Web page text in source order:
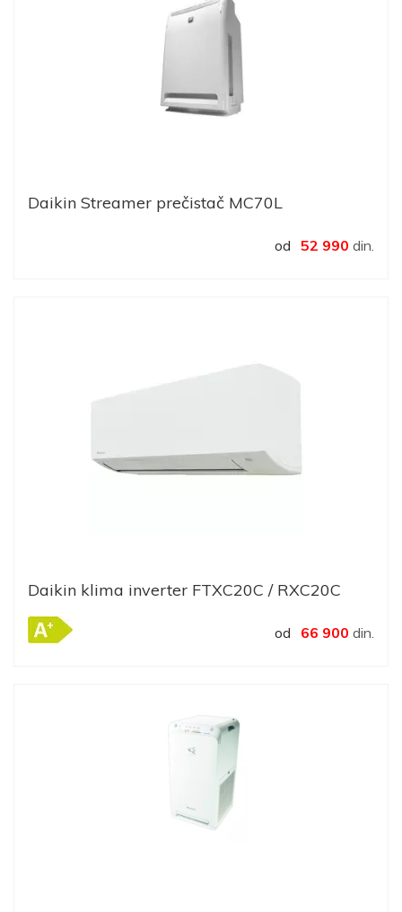
Daikin Streamer prečistač MC70L
od 52 990 din.
Daikin klima inverter FTXC20C / RXC20C
od 66 900 din.